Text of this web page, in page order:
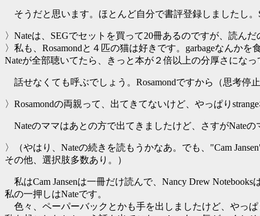
そうだと思います。ほとんど自分で書評登録しましたし。
〉Nateは、SEGでセットを買って20冊あるのですが、読んだ
〉私も、Rosamondと４匹の猫は好きです。garbageなんか
Nateが全部聴いてたら、きっと本が２倍以上の分厚さにな
話せなくても呼ぶでしょう。Rosamondですから（思考停止
〉Rosamondの両親って、出てきてないけど、やっぱり
Nateのママはあとの方で出てきましたけど、さすがNateの
〉（やはり、Nateの続きを読もうかなあ。でも、"Cam
その他、選択肢多数あり。）
私はCam Jansenは一冊だけ読んで、Nancy Drew
私の一押しはNateです。
色々、ペーパーバックとかも手を出しましたけど、やっ